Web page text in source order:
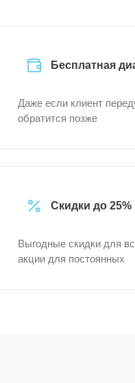
Бесплатная
Даже если клиент
обратится позже
Скидки до 25%
Выгодные скидки для
акции для постоянных